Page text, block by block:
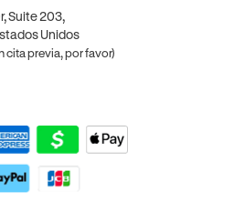
Suite 203,
Unidos
cita previa, por favor)